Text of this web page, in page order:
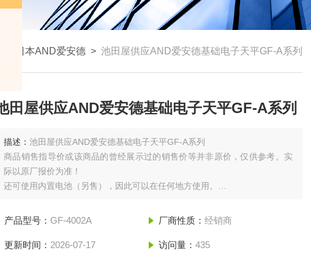
日本AND爱安德 > 池田屋供应AND爱安德基础电子天平GF-A系列
田屋供应AND爱安德基础电子天平GF-A系列
描述：池田屋供应AND爱安德基础电子天平GF-A系列
商品销售指导价或该商品的曾经展示过的销售价等并非原价，仅供参考。实
际以原厂报价为准！
还可使用内置电池（另售），因此可以在任何地方使用。
产品型号： GF-4002A 厂商性质： 经销商
更新时间： 2026-07-17 访问量： 435